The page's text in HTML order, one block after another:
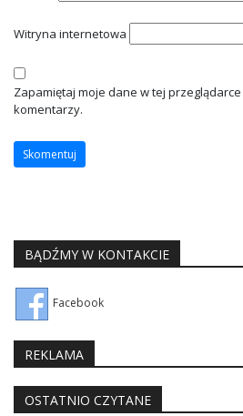
Witryna internetowa
Zapamiętaj moje dane w tej
komentarzy.
BĄDŹMY W KONTAKCIE
Facebook
REKLAMA
OSTATNIO CZYTANE